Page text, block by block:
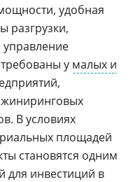
удобная
разгрузки,
у малых и
В условиях
площадей
становятся одним
для инвестиций в